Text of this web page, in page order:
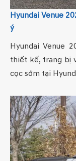
Hyundai Venue
ý
Hyundai Venue
thiết kế, trang bị
cọc sớm tại